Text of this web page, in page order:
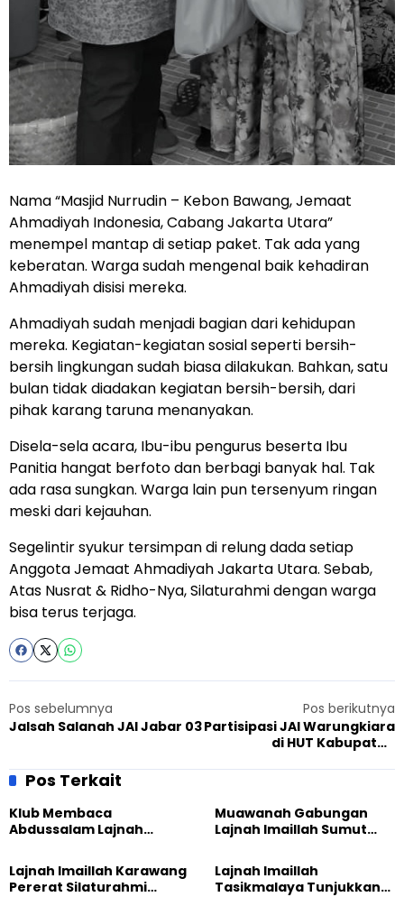
Nama “Masjid Nurrudin – Kebon Bawang, Jemaat
Ahmadiyah Indonesia, Cabang Jakarta Utara”
menempel mantap di setiap paket. Tak ada yang
keberatan. Warga sudah mengenal baik kehadiran
Ahmadiyah disisi mereka.
Ahmadiyah sudah menjadi bagian dari kehidupan
mereka. Kegiatan-kegiatan sosial seperti bersih-
bersih lingkungan sudah biasa dilakukan. Bahkan, satu
bulan tidak diadakan kegiatan bersih-bersih, dari
pihak karang taruna menanyakan.
Disela-sela acara, Ibu-ibu pengurus beserta Ibu
Panitia hangat berfoto dan berbagi banyak hal. Tak
ada rasa sungkan. Warga lain pun tersenyum ringan
meski dari kejauhan.
Segelintir syukur tersimpan di relung dada setiap
Anggota Jemaat Ahmadiyah Jakarta Utara. Sebab,
Atas Nusrat & Ridho-Nya, Silaturahmi dengan warga
bisa terus terjaga.
Pos sebelumnya
Jalsah Salanah JAI Jabar 03
Pos berikutnya
Partisipasi JAI Warungkiara
di HUT Kabupaten
Pos Terkait
Klub Membaca
Abdussalam Lajnah
Gelar Diskusi dan
Tadabbur Alam
Muawanah Gabungan
Lajnah Imaillah Sumut
hingga Edukasi Tangani
Sampah
Lajnah Imaillah Karawang
Pererat Silaturahmi
Lajnah Imaillah
Tasikmalaya Tunjukkan